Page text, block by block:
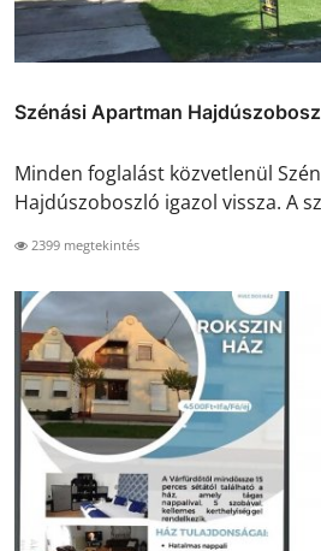
Szénási Apartman
Minden foglalást közvetlenül
Hajdúszoboszló igazol vissza. A
2399 megtekintés